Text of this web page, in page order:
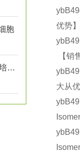
胞
小鼠胚胎成纤维细胞（MEF）原代培养实验
优势
【销
大从